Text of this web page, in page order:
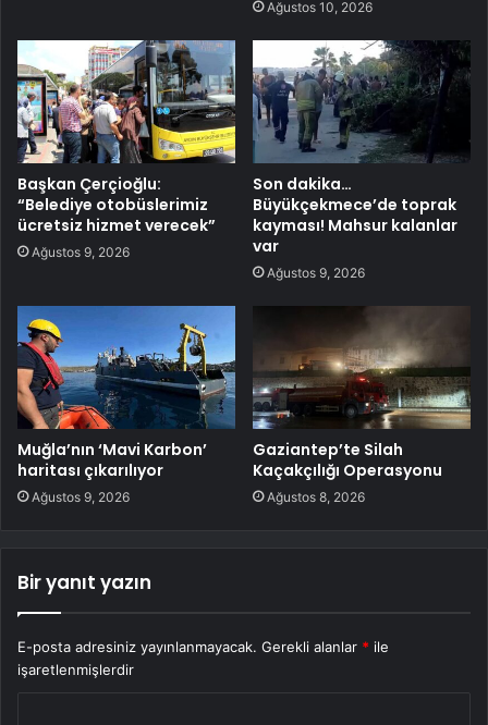
Ağustos 10, 2026
Başkan Çerçioğlu:
“Belediye otobüslerimiz
ücretsiz hizmet verecek”
Ağustos 9, 2026
Son dakika…
Büyükçekmece’de toprak
kayması! Mahsur kalanlar
var
Ağustos 9, 2026
Muğla’nın ‘Mavi Karbon’
haritası çıkarılıyor
Ağustos 9, 2026
Gaziantep’te Silah
Kaçakçılığı Operasyonu
Ağustos 8, 2026
Bir yanıt yazın
E-posta adresiniz yayınlanmayacak. Gerekli alanlar * ile
işaretlenmişlerdir